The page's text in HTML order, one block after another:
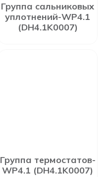
Группа сальниковых
уплотнений-WP4.1
(DH4.1K0007)
Группа термостатов-
WP4.1 (DH4.1K0007)